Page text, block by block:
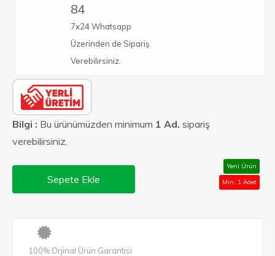
84
7x24 Whatsapp
Üzerinden de Sipariş
Verebilirsiniz.
Bilgi : Bu ürünümüzden minimum 1 Ad. sipariş
verebilirsiniz.
Sepete Ekle
Yeni Ürün
Min. 1 Adet
100% Orjinal Ürün Garantisi